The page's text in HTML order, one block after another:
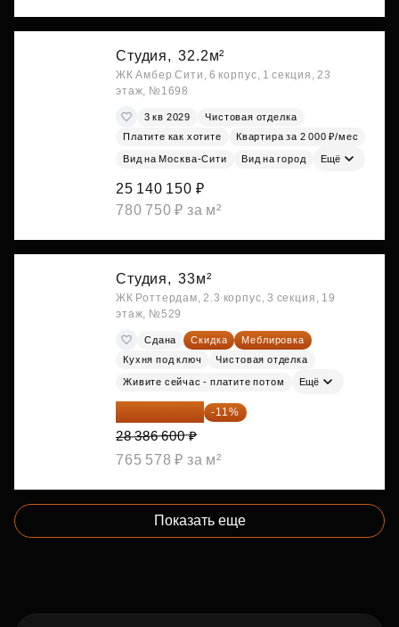
Студия, 32.2м²
ЖК Амбер Сити, 6 корпус, 1 секция, 23
этаж, №1698
3 кв 2029
Чистовая отделка
Платите как хотите
Квартира за 2 000 ₽/мес
Вид на Москва-Сити Вид на город Ещё
25 140 150 ₽
780 750 ₽ за м²
Студия, 33м²
ЖК Роттердам, 2.3 корпус, 3 секция, 19
этаж, №529
Сдана Скидка
Меблировка
Кухня под ключ
Чистовая отделка
Живите сейчас - платите потом Ещё
25 264 074 ₽ -11%
28 386 600 ₽
765 578 ₽ за м²
Показать еще